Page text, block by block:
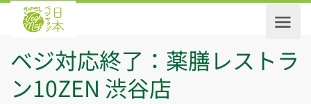
ベジ対応終了：薬膳レストラ
ン10ZEN 渋谷店